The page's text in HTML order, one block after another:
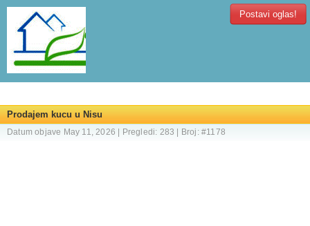
Postavi oglas!
Prodajem kucu u Nisu
Datum objave May 11, 2026 | Pregledi: 283 | Broj: #1178